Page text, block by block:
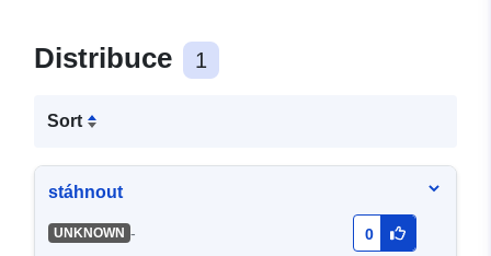
Distribuce 1
Sort
stáhnout
UNKNOWN - 0